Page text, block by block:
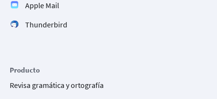
Apple Mail
Thunderbird
Producto
Revisa gramática y ortografía